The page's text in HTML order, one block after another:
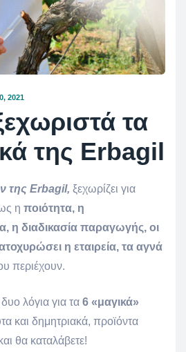
2021
τα
της Erbagil
της Erbagil, ξεχωρίζει για
η ποιότητα, η
η διαδικασία παραγωγής, οι
η εταιρεία, τα αγνά
περιέχουν.
λόγια για τα 6 «μαγικά»
και δημητριακά, προϊόντα
θα καταλάβετε!